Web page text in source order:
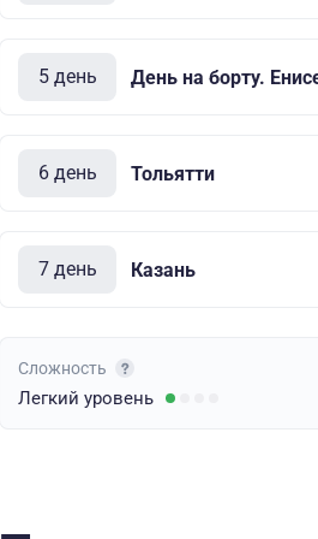
5 день День на борту.
6 день Тольятти
7 день Казань
Сложность
Легкий уровень